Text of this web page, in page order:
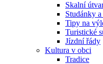
Skalní
Studánky
Tipy na
Turistické
Jízdní řády
Kultura v obci
Tradice